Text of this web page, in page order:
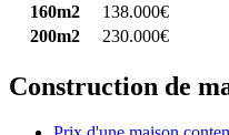
160m2
138.000€
200m2
230.000€
Construction de